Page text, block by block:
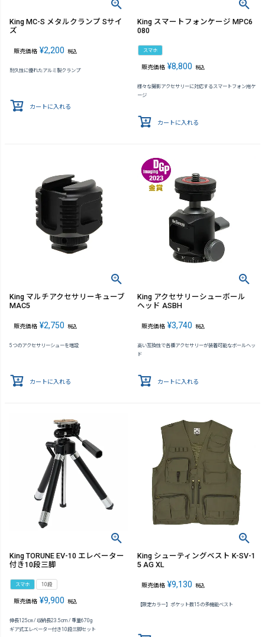
King MC-S メタルクランプ Sサイ
ズ
販売価格 ¥2,200 税込
耐久性に優れたアルミ製クランプ
カートに入れる
King スマートフォンケージ MPC6
080
スマホ
販売価格 ¥8,800 税込
様々な撮影アクセサリーに対応するスマートフォン用ケ
ージ
カートに入れる
King マルチアクセサリーキューブ
MAC5
販売価格 ¥2,750 税込
5つのアクセサリーシューを増設
カートに入れる
King アクセサリーシューボール
ヘッド ASBH
販売価格 ¥3,740 税込
高い互換性で各種アクセサリーが装着可能なボールヘッ
ド
カートに入れる
King TORUNE EV-10 エレベーター
付き10段三脚
スマホ 10段
販売価格 ¥9,900 税込
伸長125㎝ / 収納長23.5cm / 重量670g
ギア式エレベーター付き10段三脚セット
King シューティングベスト K-SV-1
5 AG XL
販売価格 ¥9,130 税込
【限定カラー】ポケット数15の多機能ベスト